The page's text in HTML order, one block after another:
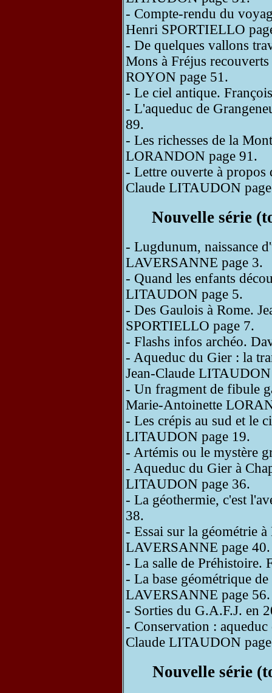
- Compte-rendu du
Henri SPORTIELLO
- De quelques vallons
Mons à Fréjus
ROYON page 51.
- Le ciel antique.
- L'aqueduc de
89.
- Les richesses de la
LORANDON page 91.
- Lettre ouverte à propos
Claude LITAUDON
Nouvelle série
- Lugdunum, naissance
LAVERSANNE page 3.
- Quand les enfants
LITAUDON page 5.
- Des Gaulois à Rome.
SPORTIELLO page 7.
- Flashs infos archéo.
- Aqueduc du Gier : la
Jean-Claude
- Un fragment de fibule
Marie-Antoinette
- Les crépis au sud et le
LITAUDON page 19.
- Artémis ou le mystère
- Aqueduc du Gier à
LITAUDON page 36.
- La géothermie, c'est
38.
- Essai sur la géométrie
LAVERSANNE page 40.
- La salle de Préhistoire.
- La base géométrique de
LAVERSANNE page 56.
- Sorties du G.A.F.J. en
- Conservation :
Claude LITAUDON
Nouvelle série